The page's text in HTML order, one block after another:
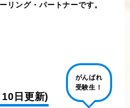
リング・パートナーです。
日更新)
がんばれ
受験生！